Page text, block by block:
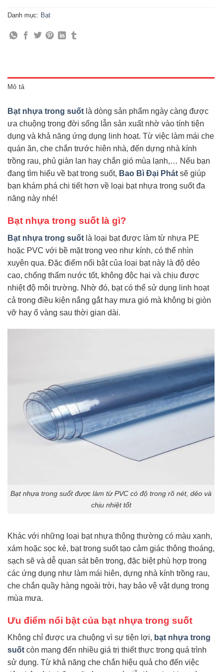
Danh mục: Bạt
Mô tả
Bạt nhựa trong suốt là dòng sản phẩm ngày càng được
ưa chuộng trong đời sống lẫn sản xuất nhờ vào tính tiện
dụng và khả năng ứng dụng linh hoạt. Từ việc làm mái che
quán ăn, che chắn trước hiên nhà, đến dựng nhà kính
trồng rau, phủ giàn lan hay chắn gió mùa lạnh,… Nếu bạn
đang tìm hiểu về bạt trong suốt, Bao Bì Đại Phát sẽ giúp
bạn khám phá chi tiết hơn về loại bạt nhựa trong suốt đa
năng này nhé!
Bạt nhựa trong suốt là gì?
Bạt nhựa trong suốt là loại bạt được làm từ nhựa PE
hoặc PVC với bề mặt trong veo như kính, có thể nhìn
xuyên qua. Đặc điểm nổi bật của loại bạt này là độ dẻo
cao, chống thấm nước tốt, không độc hại và chịu được
nhiệt độ môi trường. Nhờ đó, bạt có thể sử dụng linh hoạt
cả trong điều kiện nắng gắt hay mưa gió mà không bị giòn
vỡ hay ố vàng sau thời gian dài.
Bạt nhựa trong suốt được làm từ PVC có độ trong rõ nét, dẻo và
chịu nhiệt tốt
Khác với những loại bạt nhựa thông thường có màu xanh,
xám hoặc sọc kẻ, bạt trong suốt tạo cảm giác thông thoáng,
sạch sẽ và dễ quan sát bên trong, đặc biệt phù hợp trong
các ứng dụng như làm mái hiên, dựng nhà kính trồng rau,
che chắn quầy hàng ngoài trời, hay bảo vệ vật dụng trong
mùa mưa.
Ưu điểm nổi bật của bạt nhựa trong suốt
Không chỉ được ưa chuộng vì sự tiện lợi, bạt nhựa trong
suốt còn mang đến nhiều giá trị thiết thực trong quá trình
sử dụng. Từ khả năng che chắn hiệu quả cho đến việc